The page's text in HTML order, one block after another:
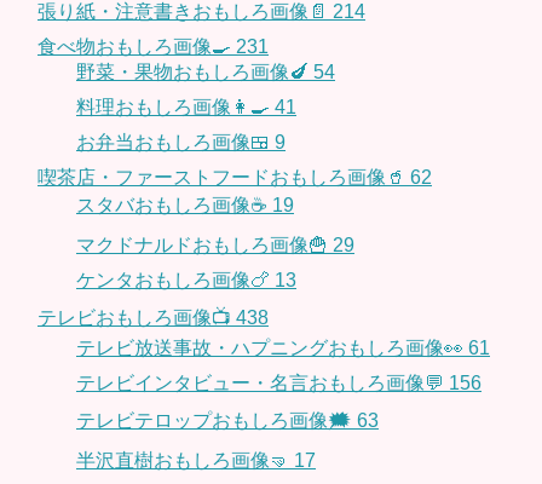
張り紙・注意書きおもしろ画像📄 214
食べ物おもしろ画像🍳 231
野菜・果物おもしろ画像🍆 54
料理おもしろ画像👩‍🍳 41
お弁当おもしろ画像🍱 9
喫茶店・ファーストフードおもしろ画像🥤 62
スタバおもしろ画像☕️ 19
マクドナルドおもしろ画像🍟 29
ケンタおもしろ画像🍗 13
テレビおもしろ画像📺 438
テレビ放送事故・ハプニングおもしろ画像👀 61
テレビインタビュー・名言おもしろ画像💬 156
テレビテロップおもしろ画像🗯 63
半沢直樹おもしろ画像🤜 17